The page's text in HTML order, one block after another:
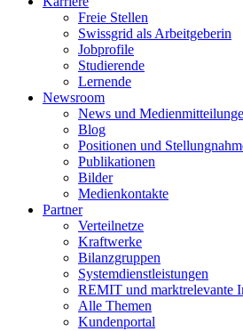
Freie Stellen
Swissgrid als Arbeitgeberin
Jobprofile
Studierende
Lernende
Newsroom
News und
Blog
Positionen und
Publikationen
Bilder
Medienkontakte
Partner
Verteilnetze
Kraftwerke
Bilanzgruppen
Systemdienstleistungen
REMIT und marktrelevante
Alle Themen
Kundenportal